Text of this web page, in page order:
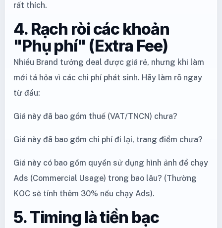
rất thích.
4. Rạch ròi các khoản
"Phụ phí" (Extra Fee)
Nhiều Brand tưởng deal được giá rẻ, nhưng khi làm
mới tá hỏa vì các chi phí phát sinh. Hãy làm rõ ngay
từ đầu:
Giá này đã bao gồm thuế (VAT/TNCN) chưa?
Giá này đã bao gồm chi phí đi lại, trang điểm chưa?
Giá này có bao gồm quyền sử dụng hình ảnh để chạy
Ads (Commercial Usage) trong bao lâu? (Thường
KOC sẽ tính thêm 30% nếu chạy Ads).
5. Timing là tiền bạc